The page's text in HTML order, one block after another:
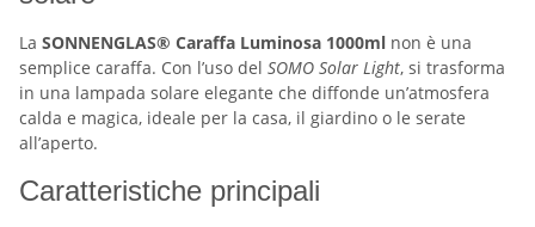
La SONNENGLAS® Caraffa Luminosa 1000ml non è una
semplice caraffa. Con l’uso del SOMO Solar Light, si trasforma
in una lampada solare elegante che diffonde un’atmosfera
calda e magica, ideale per la casa, il giardino o le serate
all’aperto.
Caratteristiche principali